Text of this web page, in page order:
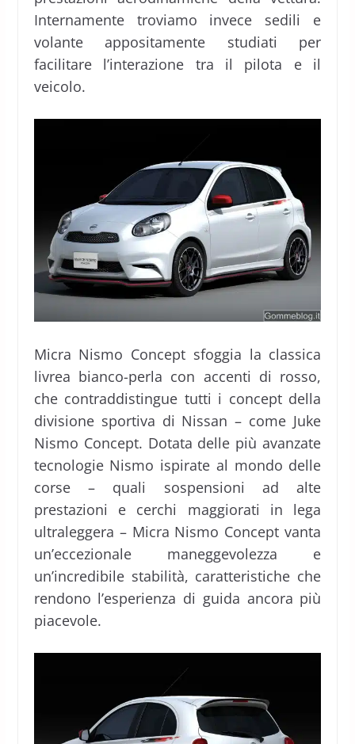
Internamente troviamo invece sedili e
volante appositamente studiati per
facilitare l’interazione tra il pilota e il
veicolo.
Micra Nismo Concept sfoggia la classica
livrea bianco-perla con accenti di rosso,
che contraddistingue tutti i concept della
divisione sportiva di Nissan – come Juke
Nismo Concept. Dotata delle più avanzate
tecnologie Nismo ispirate al mondo delle
corse – quali sospensioni ad alte
prestazioni e cerchi maggiorati in lega
ultraleggera – Micra Nismo Concept vanta
un’eccezionale maneggevolezza e
un’incredibile stabilità, caratteristiche che
rendono l’esperienza di guida ancora più
piacevole.